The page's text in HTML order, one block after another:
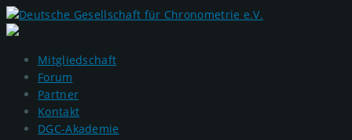
Mitgliedschaft
Forum
Partner
Kontakt
DGC-Akademie